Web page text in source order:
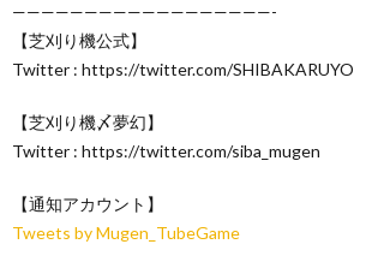
——————————————————-
【芝刈り機公式】
Twitter : https://twitter.com/SHIBAKARUYO
【芝刈り機〆夢幻】
Twitter : https://twitter.com/siba_mugen
【通知アカウント】
Tweets by Mugen_TubeGame